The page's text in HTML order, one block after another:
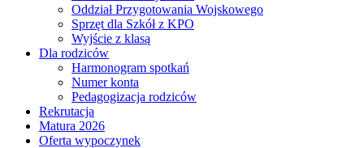
Oddział Przygotowania Wojskowego
Sprzęt dla Szkół z KPO
Wyjście z klasą
Dla rodziców
Harmonogram spotkań
Numer konta
Pedagogizacja rodziców
Rekrutacja
Matura 2026
Oferta wypoczynek